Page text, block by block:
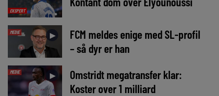
EKSPERT
MEDIE ►
FCM meldes enige med SL-profil
– så dyr er han
MEDIE ►
Omstridt megatransfer klar:
Koster over 1 milliard